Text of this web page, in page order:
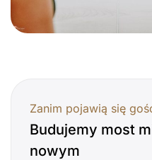
Zanim pojawią się
Budujemy most
nowym